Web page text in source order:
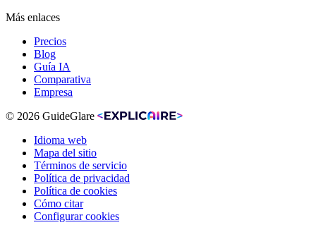
Más enlaces
Precios
Blog
Guía IA
Comparativa
Empresa
© 2026 GuideGlare
Idioma web
Mapa del sitio
Términos de servicio
Política de privacidad
Política de cookies
Cómo citar
Configurar cookies